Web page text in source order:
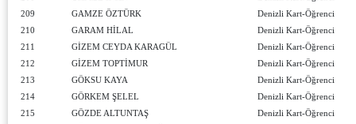
209
GAMZE ÖZTÜRK
Denizli Kart-Öğrenci
210
GARAM HİLAL
Denizli Kart-Öğrenci
211
GİZEM CEYDA KARAGÜL
Denizli Kart-Öğrenci
212
GİZEM TOPTİMUR
Denizli Kart-Öğrenci
213
GÖKSU KAYA
Denizli Kart-Öğrenci
214
GÖRKEM ŞELEL
Denizli Kart-Öğrenci
215
GÖZDE ALTUNTAŞ
Denizli Kart-Öğrenci